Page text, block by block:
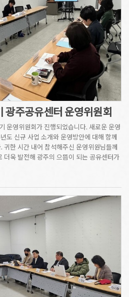
주공유센터 운영위원회
운영위원회가 진행되었습니다. 새로운 운영
도 신규 사업 소개와 운영방안에 대해 함께
귀한 시간 내어 참석해주신 운영위원님들께
더욱 발전해 광주의 으뜸이 되는 공유센터가